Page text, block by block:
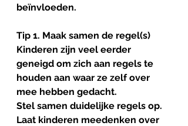
beïnvloeden.
Tip 1. Maak samen de regel(s)
Kinderen zijn veel eerder
geneigd om zich aan regels te
houden aan waar ze zelf over
mee hebben gedacht.
Stel samen duidelijke regels op.
Laat kinderen meedenken over